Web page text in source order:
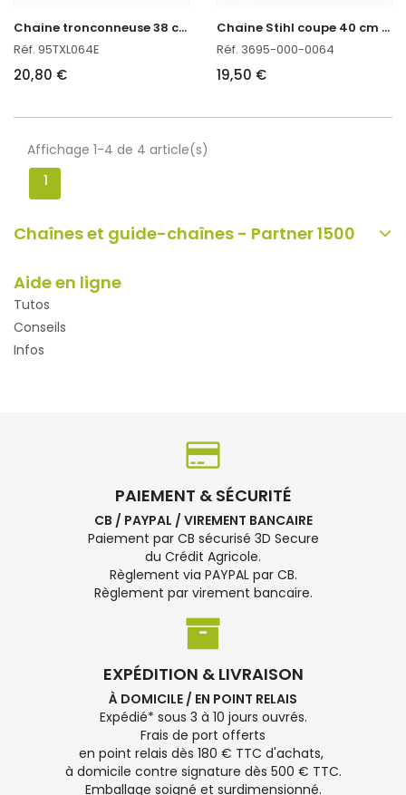
C
haine tronconneuse 38 cm Oregon ref : 95TXL064E
Réf. 95TXL064E
20,80 €
C
haine Stihl coupe 40 cm 3695-000-0064
Réf. 3695-000-0064
19,50 €
Affichage 1-4 de 4 article(s)
1
Chaînes et guide-chaînes - Partner 1500
Aide en ligne
Tutos
Conseils
Infos
PAIEMENT & SÉCURITÉ
CB / PAYPAL / VIREMENT BANCAIRE
Paiement par CB sécurisé 3D Secure
du Crédit Agricole.
Règlement via PAYPAL par CB.
Règlement par virement bancaire.
EXPÉDITION & LIVRAISON
À DOMICILE / EN POINT RELAIS
Expédié* sous 3 à 10 jours ouvrés.
Frais de port offerts
en point relais dès 180 € TTC d'achats,
à domicile contre signature dès 500 € TTC.
Emballage soigné et surdimensionné.